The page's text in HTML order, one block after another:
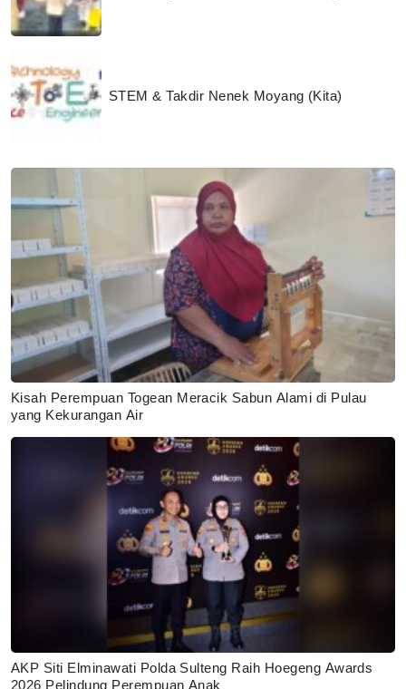
STEM & Takdir Nenek Moyang (Kita)
Kisah Perempuan Togean Meracik Sabun Alami di Pulau
yang Kekurangan Air
AKP Siti Elminawati Polda Sulteng Raih Hoegeng Awards
2026 Pelindung Perempuan Anak